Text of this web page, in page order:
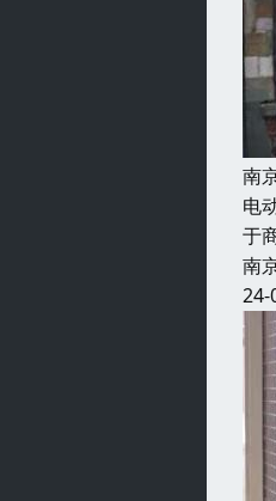
南
电
于
南
24-